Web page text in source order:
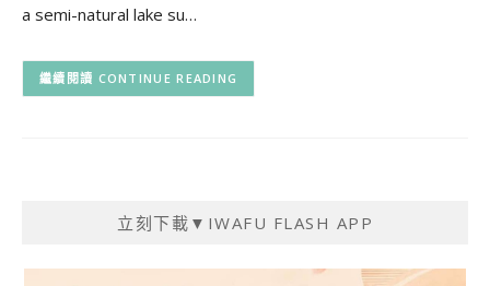
a semi-natural lake su…
CONTINUE READING
立刻下載▼IWAFU FLASH APP